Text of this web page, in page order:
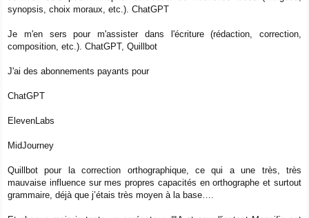
synopsis, choix moraux, etc.). ChatGPT
Je m'en sers pour m'assister dans l'écriture (rédaction, correction,
composition, etc.). ChatGPT, Quillbot
J'ai des abonnements payants pour
ChatGPT
ElevenLabs
MidJourney
Quillbot pour la correction orthographique, ce qui a une très, très
mauvaise influence sur mes propres capacités en orthographe et surtout
grammaire, déjà que j’étais très moyen à la base….